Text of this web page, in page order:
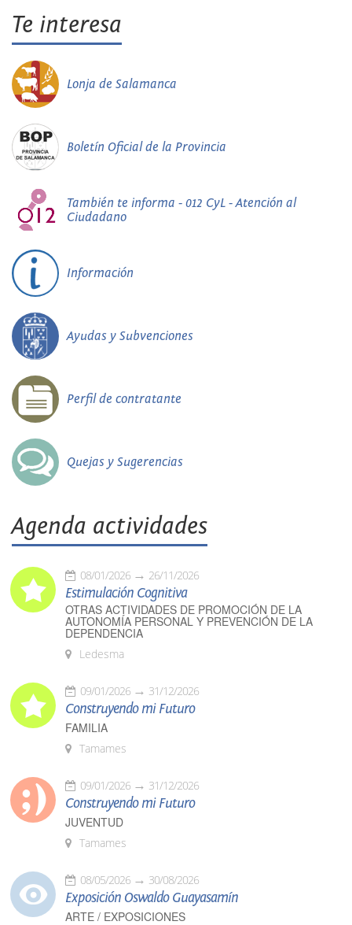
Te interesa
Lonja de Salamanca
Boletín Oficial de la Provincia
También te informa - 012 CyL - Atención al
Ciudadano
Información
Ayudas y Subvenciones
Perfil de contratante
Quejas y Sugerencias
Agenda actividades
08/01/2026 26/11/2026
Estimulación Cognitiva
OTRAS ACTIVIDADES DE PROMOCIÓN DE LA
AUTONOMÍA PERSONAL Y PREVENCIÓN DE LA
DEPENDENCIA
Ledesma
09/01/2026 31/12/2026
Construyendo mi Futuro
FAMILIA
Tamames
09/01/2026 31/12/2026
Construyendo mi Futuro
JUVENTUD
Tamames
08/05/2026 30/08/2026
Exposición Oswaldo Guayasamín
ARTE / EXPOSICIONES